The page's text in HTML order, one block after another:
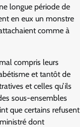
longue période de
en eux un monstre
comme à
compris leurs
et tantôt de
et celles qu’ils
sous-ensembles
que certains refusent
dont